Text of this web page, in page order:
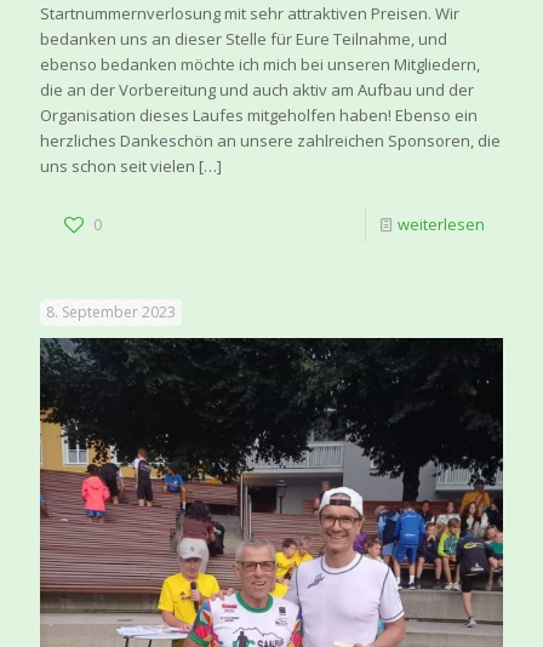
Startnummernverlosung mit sehr attraktiven Preisen. Wir
bedanken uns an dieser Stelle für Eure Teilnahme, und
ebenso bedanken möchte ich mich bei unseren Mitgliedern,
die an der Vorbereitung und auch aktiv am Aufbau und der
Organisation dieses Laufes mitgeholfen haben! Ebenso ein
herzliches Dankeschön an unsere zahlreichen Sponsoren, die
uns schon seit vielen […]
0 weiterlesen
8. September 2023